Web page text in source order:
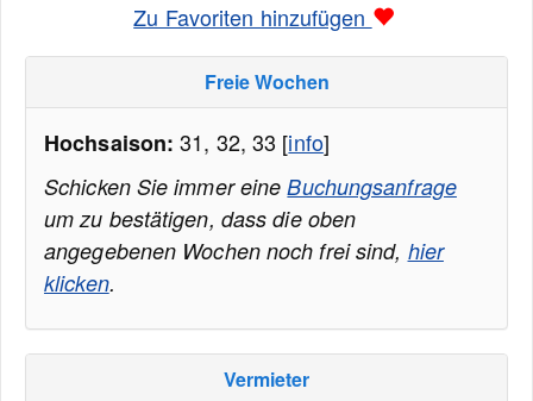
Zu Favoriten hinzufügen
Freie Wochen
Hochsaison: 31, 32, 33 [info]
Schicken Sie immer eineBuchungsanfrage
um zu bestätigen, dass die oben
angegebenen Wochen noch frei sind, hier
klicken.
Vermieter